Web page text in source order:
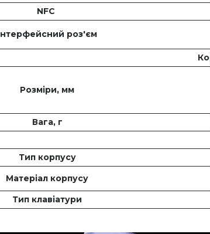
NFC
роз'єм
Розміри, мм
Вага, г
Тип корпусу
Матеріал корпусу
Тип клавіатури